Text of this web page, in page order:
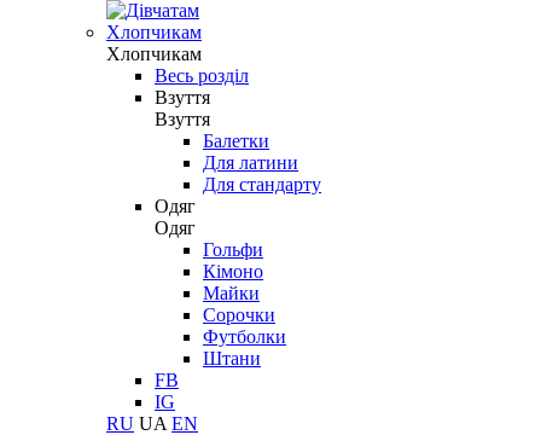
Хлопчикам
Хлопчикам
Весь розділ
Взуття
Взуття
Балетки
Для латини
Для стандарту
Одяг
Одяг
Гольфи
Кімоно
Майки
Сорочки
Футболки
Штани
FB
IG
RU UA EN